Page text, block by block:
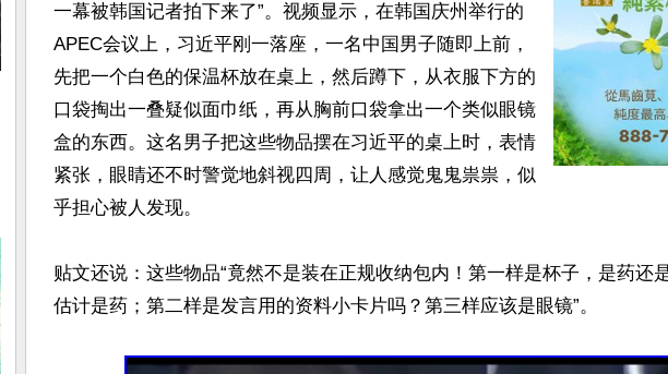
一幕被韩国记者拍下来了”。视频显示，在韩国庆州举行的
APEC会议上，习近平刚一落座，一名中国男子随即上前，
先把一个白色的保温杯放在桌上，然后蹲下，从衣服下方的
口袋掏出一叠疑似面巾纸，再从胸前口袋拿出一个类似眼镜
盒的东西。这名男子把这些物品摆在习近平的桌上时，表情
紧张，眼睛还不时警觉地斜视四周，让人感觉鬼鬼祟祟，似
乎担心被人发现。
贴文还说：这些物品“竟然不是装在正规收纳包内！第一样是杯子，是药还
估计是药；第二样是发言用的资料小卡片吗？第三样应该是眼镜”。